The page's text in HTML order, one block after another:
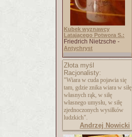
Kubek wyznawcy
Latającego Potwora S.:
Friedrich Nietzsche -
Antychryst
Złota myśl
Racjonalisty:
"Wiara w cuda pojawia się
tam, gdzie znika wiara w siłę
własnych rąk, w siłę
własnego umysłu, w siłę
zjednoczonych wysiłków
ludzkich".
Andrzej Nowicki